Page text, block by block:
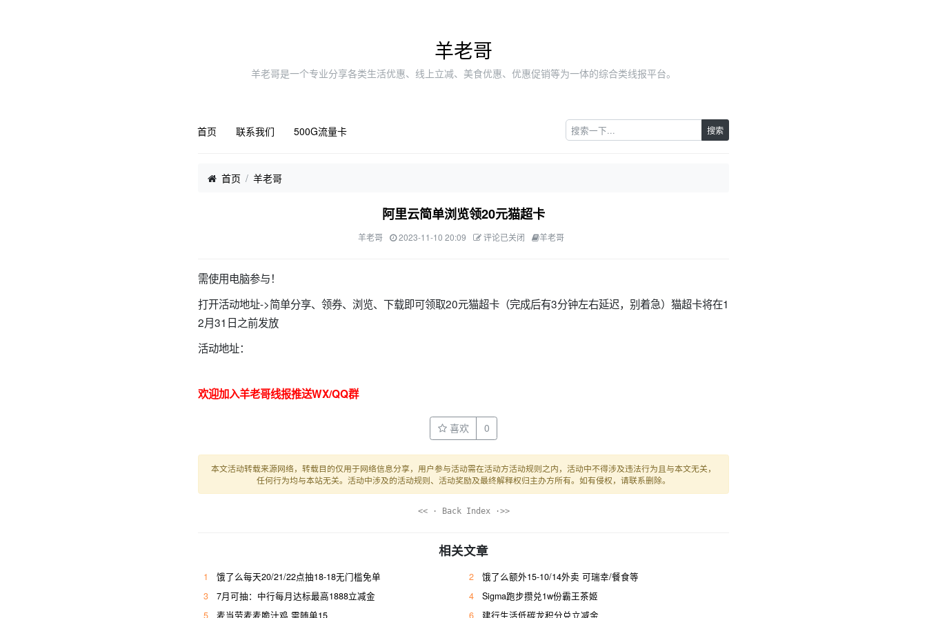
羊老哥
羊老哥是一个专业分享各类生活优惠、线上立减、美食优惠、优惠促销等为一体的综合类线报平台。
首页 联系我们 500G流量卡 搜索
首页 羊老哥
阿里云简单浏览领20元猫超卡
羊老哥 2023-11-10 20:09 评论已关闭 羊老哥
需使用电脑参与！
打开活动地址->简单分享、领券、浏览、下载即可领取20元猫超卡（完成后有3分钟左右延迟，别着急）猫超卡将在1
2月31日之前发放
活动地址：
欢迎加入羊老哥线报推送WX/QQ群
喜欢 0
本文活动转载来源网络，转载目的仅用于网络信息分享，用户参与活动需在活动方活动规则之内，活动中不得涉及违法行为且与本文无关，
任何行为均与本站无关。活动中涉及的活动规则、活动奖励及最终解释权归主办方所有。如有侵权，请联系删除。
<< · Back Index ·>>
相关文章
1 饿了么每天20/21/22点抽18-18无门槛免单 2
饿了么额外15-10/14外卖 可瑞幸/餐食等
3
7月可抽：中行每月达标最高1888立减金 4
Sigma跑步攒兑1w份霸王茶姬
5
麦当劳麦麦脆汁鸡 需随单15 6 建行生活低碳龙积分兑立减金